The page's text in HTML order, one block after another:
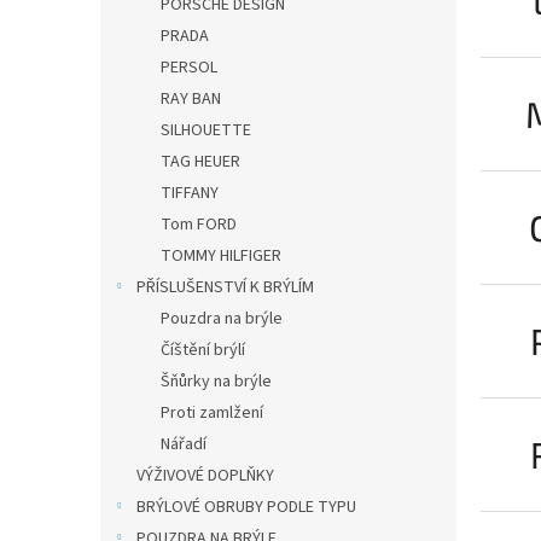
PORSCHE DESIGN
PRADA
PERSOL
RAY BAN
SILHOUETTE
TAG HEUER
TIFFANY
Tom FORD
TOMMY HILFIGER
PŘÍSLUŠENSTVÍ K BRÝLÍM
Pouzdra na brýle
Číštění brýlí
Šňůrky na brýle
Proti zamlžení
Nářadí
VÝŽIVOVÉ DOPLŇKY
BRÝLOVÉ OBRUBY PODLE TYPU